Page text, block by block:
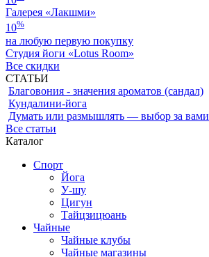
Галерея «Лакшми»
10%
на любую первую покупку
Студия йоги «Lotus Room»
Все скидки
СТАТЬИ
Благовония - значения ароматов (сандал)
Кундалини-йога
Думать или размышлять — выбор за вами
Все статьи
Каталог
Спорт
Йога
У-шу
Цигун
Тайцзицюань
Чайные
Чайные клубы
Чайные магазины